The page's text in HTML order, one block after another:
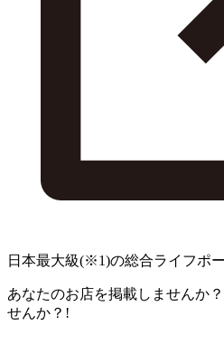
日本最大級(※1)の総合ライフポ
あなたのお店を掲載しませんか？
せんか？!